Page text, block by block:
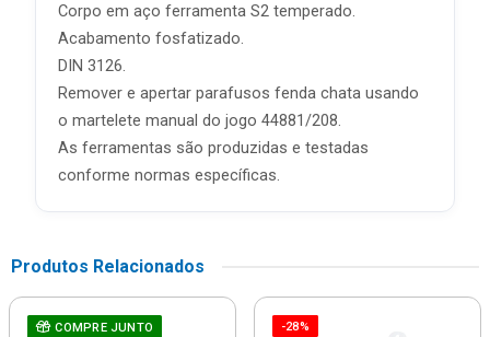
Corpo em aço ferramenta S2 temperado.
Acabamento fosfatizado.
DIN 3126.
Remover e apertar parafusos fenda chata usando
o martelete manual do jogo 44881/208.
As ferramentas são produzidas e testadas
conforme normas específicas.
Produtos Relacionados
COMPRE JUNTO -28%